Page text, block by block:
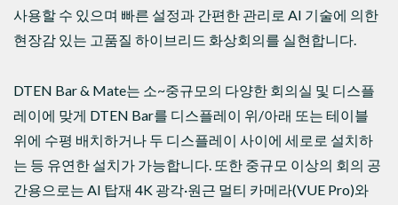
사용할 수 있으며 빠른 설정과 간편한 관리로 AI 기술에 의한
현장감 있는 고품질 하이브리드 화상회의를 실현합니다.
DTEN Bar & Mate는 소~중규모의 다양한 회의실 및 디스플
레이에 맞게 DTEN Bar를 디스플레이 위/아래 또는 테이블
위에 수평 배치하거나 두 디스플레이 사이에 세로로 설치하
는 등 유연한 설치가 가능합니다. 또한 중규모 이상의 회의 공
간용으로는 AI 탑재 4K 광각·원근 멀티 카메라(VUE Pro)와